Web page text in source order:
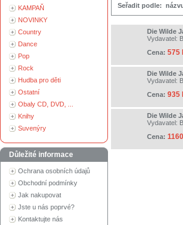
KAMPAŇ
NOVINKY
Country
Dance
Pop
Rock
Hudba pro děti
Ostatní
Obaly CD, DVD, ...
Knihy
Suvenýry
Důležité informace
Ochrana osobních údajů
Obchodní podmínky
Jak nakupovat
Jste u nás poprvé?
Kontaktujte nás
Seřadit podle:
Die Wilde
Vydavatel:
Cena: 575
Die Wilde
Vydavatel:
Cena: 935
Die Wilde
Vydavatel:
Cena: